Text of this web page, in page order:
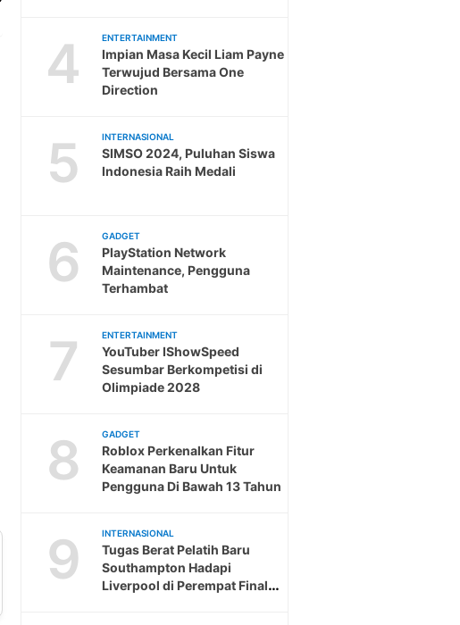
4 ENTERTAINMENT
Impian Masa Kecil Liam Payne
Terwujud Bersama One
Direction
5 INTERNASIONAL
SIMSO 2024, Puluhan Siswa
Indonesia Raih Medali
6 GADGET
PlayStation Network
Maintenance, Pengguna
Terhambat
7 ENTERTAINMENT
YouTuber IShowSpeed
Sesumbar Berkompetisi di
Olimpiade 2028
8 GADGET
Roblox Perkenalkan Fitur
Keamanan Baru Untuk
Pengguna Di Bawah 13 Tahun
9 INTERNASIONAL
Tugas Berat Pelatih Baru
Southampton Hadapi
Liverpool di Perempat Final